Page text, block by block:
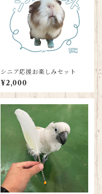
シニア応援お楽しみセット
¥2,000